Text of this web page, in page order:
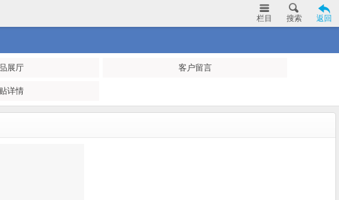
返回
搜索
栏目
展厅 客户留言
详情